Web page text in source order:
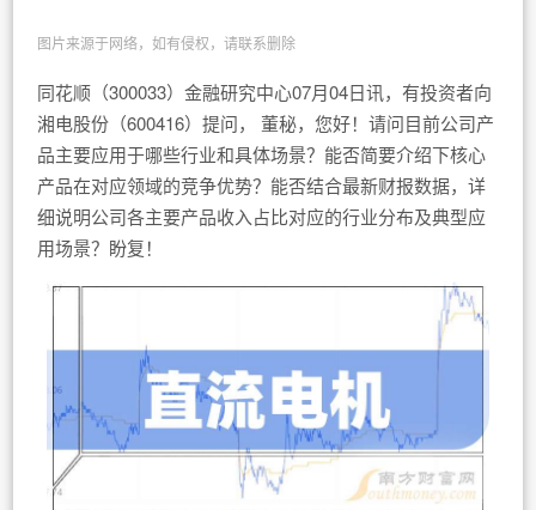
图片来源于网络，如有侵权，请联系删除
同花顺（300033）金融研究中心07月04日讯，有投资者向
湘电股份（600416）提问， 董秘，您好！请问目前公司产
品主要应用于哪些行业和具体场景？能否简要介绍下核心
产品在对应领域的竞争优势？能否结合最新财报数据，详
细说明公司各主要产品收入占比对应的行业分布及典型应
用场景？盼复！